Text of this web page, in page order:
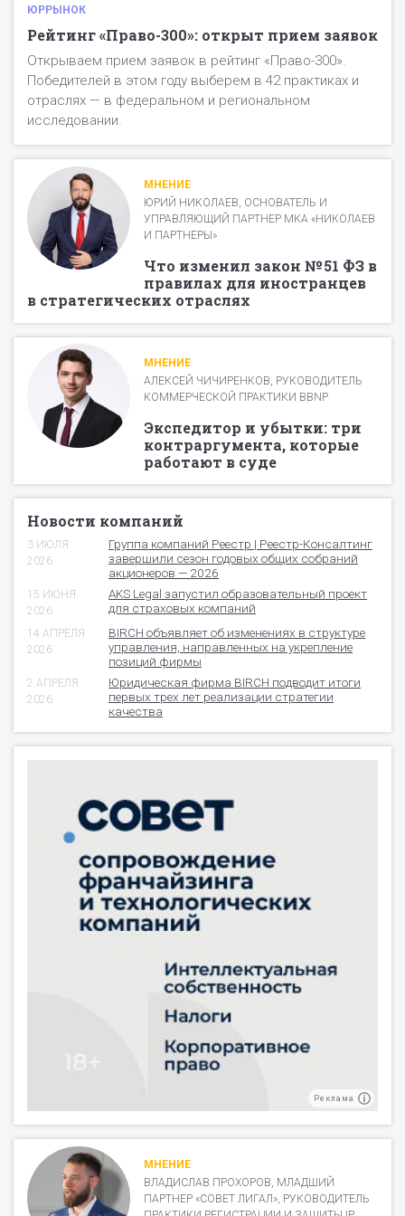
номинации в одной анкете);
финансовые документы — подтверждение
рэнкинге) в разделе «Загрузка документов»;
штатное расписание — подтверждение
В случае, если клиент не получил/не открыл письмо,
делается повторная рассылка по электронной
почте.
В случае, если участник указал контактный номер
Также организаторы рейтинга оставляют за собой
право позвонить клиенту.
Остальные билеты можно приобрести
дополнительно наevent.pravo.ru.
ЮРРЫНОК
Рейтинг «Право-300»: открыт прием заявок
Открываем прием заявок в рейтинг «Право-300».
Победителей в этом году выберем в 42 практиках и
отраслях — в федеральном и региональном
исследовании.
МНЕНИЕ
ЮРИЙ НИКОЛАЕВ, ОСНОВАТЕЛЬ И
УПРАВЛЯЮЩИЙ ПАРТНЕР МКА «НИКОЛАЕВ
И ПАРТНЕРЫ»
Что изменил закон № 51 ФЗ в
правилах для иностранцев
в стратегических отраслях
МНЕНИЕ
АЛЕКСЕЙ ЧИЧИРЕНКОВ, РУКОВОДИТЕЛЬ
КОММЕРЧЕСКОЙ ПРАКТИКИ BBNP
Экспедитор и убытки: три
контраргумента, которые
работают в суде
Новости компаний
3 ИЮЛЯ
2026
Группа компаний Реестр | Реестр-Консалтинг
завершили сезон годовых общих собраний
акционеров — 2026
15 ИЮНЯ
2026
AKS Legal запустил образовательный проект
для страховых компаний
14 АПРЕЛЯ
2026
BIRCH объявляет об изменениях в структуре
управления, направленных на укрепление
позиций фирмы
2 АПРЕЛЯ
2026
Юридическая фирма BIRCH подводит итоги
первых трех лет реализации стратегии
качества
Реклама
МНЕНИЕ
ВЛАДИСЛАВ ПРОХОРОВ, МЛАДШИЙ
ПАРТНЕР «СОВЕТ ЛИГАЛ», РУКОВОДИТЕЛЬ